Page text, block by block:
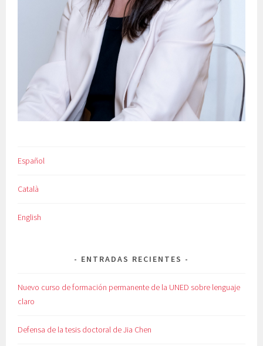
Español
Català
English
ENTRADAS RECIENTES
Nuevo curso de formación permanente de la UNED sobre lenguaje
claro
Defensa de la tesis doctoral de Jia Chen